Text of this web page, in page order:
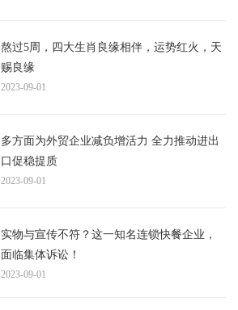
熬过5周，四大生肖良缘相伴，运势红火，天
赐良缘
2023-09-01
多方面为外贸企业减负增活力 全力推动进出
口促稳提质
2023-09-01
实物与宣传不符？这一知名连锁快餐企业，
面临集体诉讼！
2023-09-01